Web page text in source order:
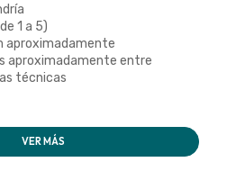
1 a 5)
aproximadamente
aproximadamente entre
técnicas
VER MÁS